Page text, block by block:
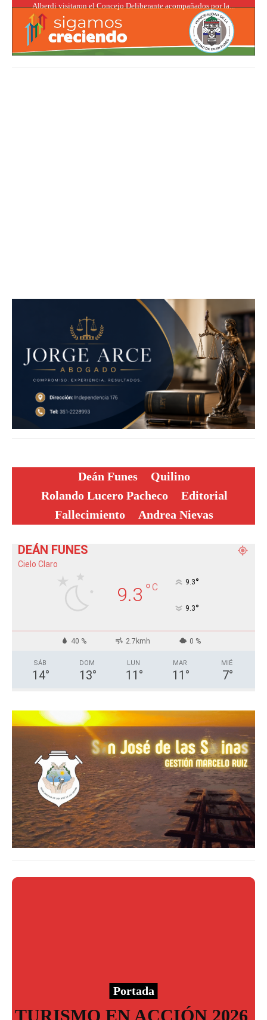
Alberdi visitaron el Concejo Deliberante acompañados por la...
Deán Funes
Quilino
Rolando Lucero Pacheco
Editorial
Fallecimiento
Andrea Nievas
DEÁN FUNES
Cielo Claro
9.3 °C 9.3°
9.3°
40 % 2.7kmh 0 %
SÁB
14°
DOM
13°
LUN
11 °
MAR
11 °
MIÉ
7°
Portada
TURISMO EN ACCIÓN 2026